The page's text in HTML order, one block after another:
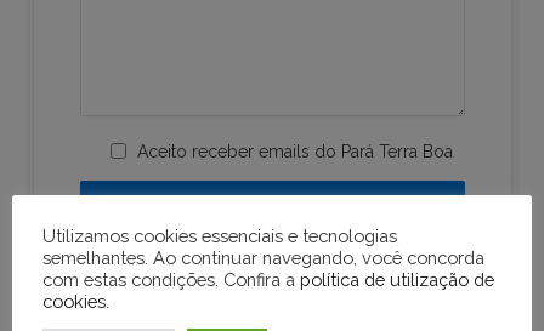
Aceito receber emails do Pará Terra Boa
Utilizamos cookies essenciais e tecnologias
semelhantes. Ao continuar navegando, você concorda
com estas condições. Confira a política de utilização de
cookies